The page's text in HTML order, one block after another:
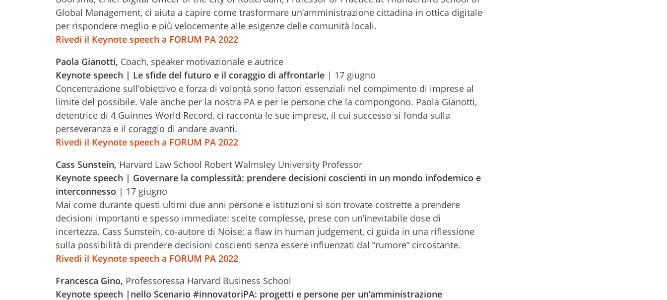
Global Management, ci aiuta a capire come trasformare un’amministrazione cittadina in ottica digitale
per rispondere meglio e più velocemente alle esigenze delle comunità locali.
Rivedi il Keynote speech a FORUM PA 2022
Paola Gianotti, Coach, speaker motivazionale e autrice
Keynote speech | Le sfide del futuro e il coraggio di affrontarle | 17 giugno
Concentrazione sull’obiettivo e forza di volontà sono fattori essenziali nel compimento di imprese al
limite del possibile. Vale anche per la nostra PA e per le persone che la compongono. Paola Gianotti,
detentrice di 4 Guinnes World Record, ci racconta le sue imprese, il cui successo si fonda sulla
perseveranza e il coraggio di andare avanti.
Rivedi il Keynote speech a FORUM PA 2022
Cass Sunstein, Harvard Law School Robert Walmsley University Professor
Keynote speech | Governare la complessità: prendere decisioni coscienti in un mondo infodemico e
interconnesso | 17 giugno
Mai come durante questi ultimi due anni persone e istituzioni si son trovate costrette a prendere
decisioni importanti e spesso immediate: scelte complesse, prese con un’inevitabile dose di
incertezza. Cass Sunstein, co-autore di Noise: a flaw in human judgement, ci guida in una riflessione
sulla possibilità di prendere decisioni coscienti senza essere influenzati dal “rumore” circostante.
Rivedi il Keynote speech a FORUM PA 2022
Francesca Gino, Professoressa Harvard Business School
Keynote speech |nello Scenario #innovatoriPA: progetti e persone per un’amministrazione